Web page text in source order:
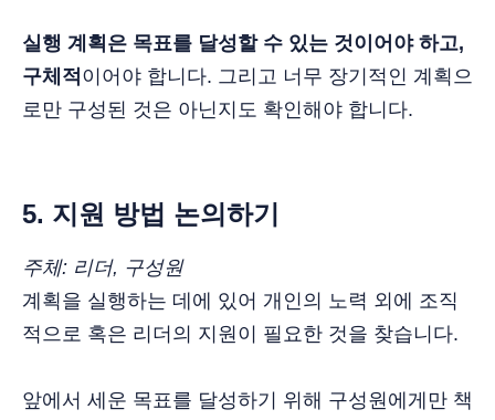
실행 계획은 목표를 달성할 수 있는 것이어야 하고,
구체적 이어야 합니다. 그리고 너무 장기적인 계획으
로만 구성된 것은 아닌지도 확인해야 합니다.
5. 지원 방법 논의하기
주체: 리더, 구성원
계획을 실행하는 데에 있어 개인의 노력 외에 조직
적으로 혹은 리더의 지원이 필요한 것을 찾습니다.
앞에서 세운 목표를 달성하기 위해 구성원에게만 책